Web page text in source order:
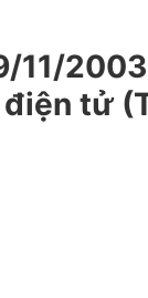
11/
tử